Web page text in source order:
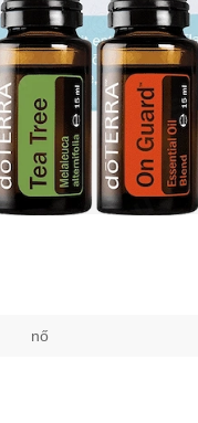
nő